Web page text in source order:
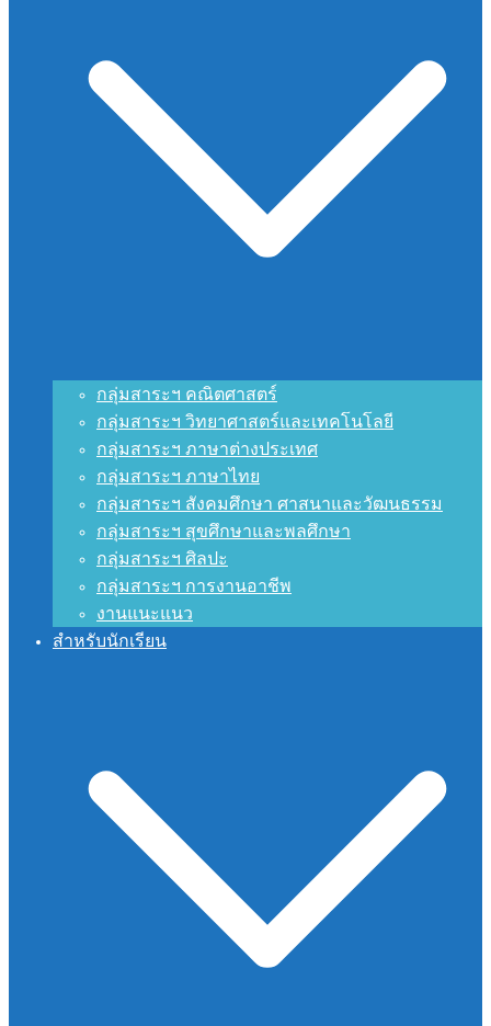
กลุ่มสาระฯ คณิตศาสตร์
กลุ่มสาระฯ วิทยาศาสตร์และเทคโนโลยี
กลุ่มสาระฯ ภาษาต่างประเทศ
กลุ่มสาระฯ ภาษาไทย
กลุ่มสาระฯ สังคมศึกษา ศาสนาและวัฒนธรรม
กลุ่มสาระฯ สุขศึกษาและพลศึกษา
กลุ่มสาระฯ ศิลปะ
กลุ่มสาระฯ การงานอาชีพ
งานแนะแนว
สำหรับนักเรียน